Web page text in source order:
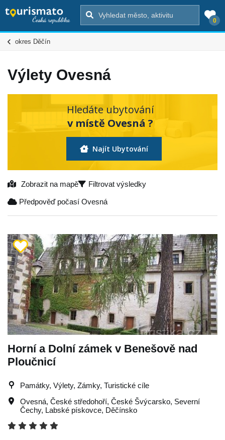
0
okres Děčín
Výlety Ovesná
Hledáte ubytování
v místě Ovesná ?
Najít Ubytování
Zobrazit na mapě Filtrovat výsledky
Předpověď počasí Ovesná
Horní a Dolní zámek v Benešově nad
Ploučnicí
Památky, Výlety, Zámky, Turistické cíle
Ovesná, České středohoří, České Švýcarsko, Severní
Čechy, Labské pískovce, Děčínsko